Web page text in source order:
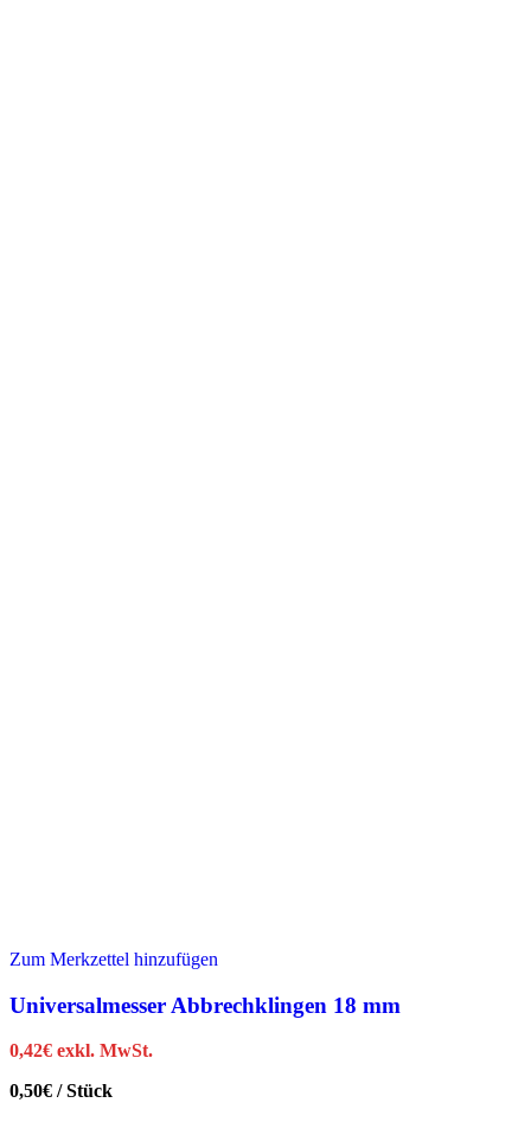
Zum Merkzettel hinzufügen
Universalmesser Abbrechklingen 18 mm
0,42€ exkl. MwSt.
0,50€ /Stück